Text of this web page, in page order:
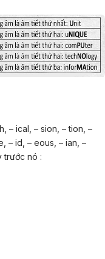
– ical, – sion, – tion, –
– id, – eous, – ian, –
trước nó :